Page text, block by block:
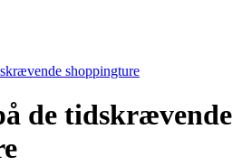
shoppingture
de tidskrævende